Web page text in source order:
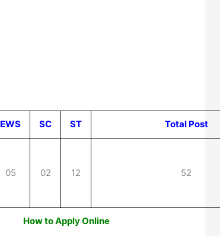
EWS SC ST Total Post
05 02 12 52
How to Apply Online